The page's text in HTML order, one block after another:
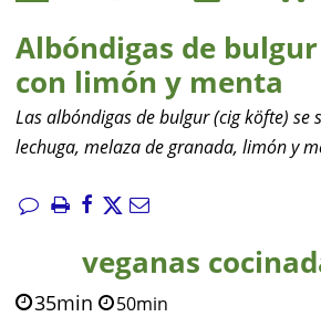
Albóndigas de
con limón y menta
Las albóndigas de bulgur (cig köfte) se
lechuga, melaza de granada, limón y
veganas
35min 50min